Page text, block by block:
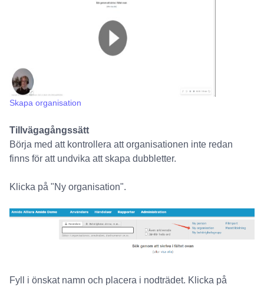
Skapa organisation
Tillvägagångssätt
Börja med att kontrollera att organisationen inte redan
finns för att undvika att skapa dubbletter.
Klicka på "Ny organisation".
Fyll i önskat namn och placera i nodträdet. Klicka på